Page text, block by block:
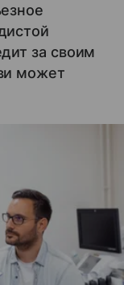
за своим
может